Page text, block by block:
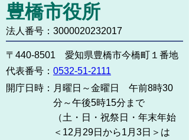
豊橋市役所
法人番号：3000020232017
〒440-8501 愛知県豊橋市今橋町１番地
代表番号： 0532-51-2111
開庁日時： 月曜日～金曜日 午前8時30
分～午後5時15分まで
（土・日・祝祭日・年末年始
＜12月29日から1月3日＞は